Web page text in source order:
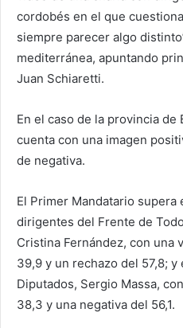
cordobés en el que
siempre parecer algo
mediterránea, apuntando
Juan Schiaretti.
En el caso de la provincia
cuenta con una imagen
de negativa.
El Primer Mandatario supera
dirigentes del Frente de
Cristina Fernández, con una
39,9 y un rechazo del 57,8;
Diputados, Sergio Massa,
38,3 y una negativa del 56,1.